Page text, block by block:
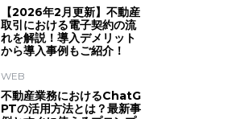
【2026年2月更新】不動産
取引における電子契約の流
れを解説！導入デメリット
から導入事例もご紹介！
WEB
不動産業務におけるChatG
PTの活用方法とは？最新事